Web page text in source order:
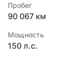
Пробег
90 067 км
Мощность
150 л.с.